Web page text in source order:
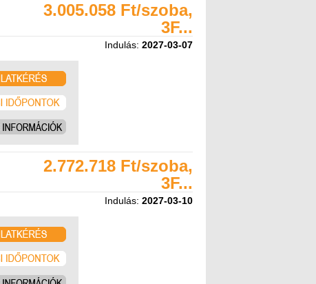
3.005.058 Ft/szoba,
3F...
Indulás: 2027-03-07
2.772.718 Ft/szoba,
3F...
Indulás: 2027-03-10